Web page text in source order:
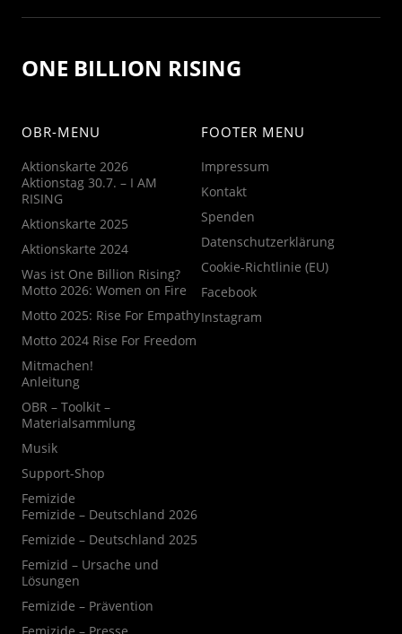
ONE BILLION RISING
OBR-MENU
Aktionskarte 2026
Aktionstag 30.7. – I AM
RISING
Aktionskarte 2025
Aktionskarte 2024
Was ist One Billion Rising?
Motto 2026: Women on Fire
Motto 2025: Rise For Empathy
Motto 2024 Rise For Freedom
Mitmachen!
Anleitung
OBR – Toolkit –
Materialsammlung
Musik
Support-Shop
Femizide
Femizide – Deutschland 2026
Femizide – Deutschland 2025
Femizid – Ursache und
Lösungen
Femizide – Prävention
FOOTER MENU
Impressum
Kontakt
Spenden
Datenschutzerklärung
Cookie-Richtlinie (EU)
Facebook
Instagram